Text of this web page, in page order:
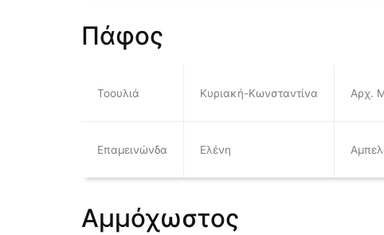
Πάφος
Τοουλιά Κυριακή-Κωνσταντίνα Αρχ.
Επαμεινώνδα Ελένη
Αμμόχωστος